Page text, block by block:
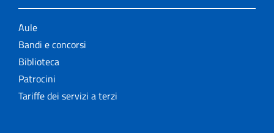
Aule
Bandi e concorsi
Biblioteca
Patrocini
Tariffe dei servizi a terzi